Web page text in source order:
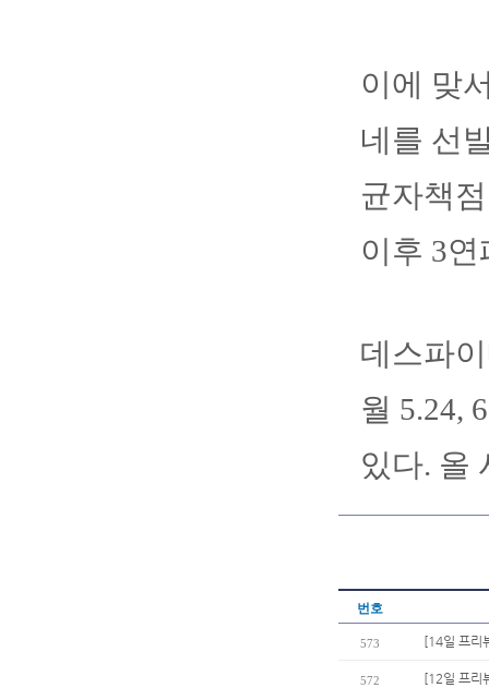
이에 맞
네를 선
균자책
이후 3
데스파
월 5.24,
있다. 올
번호
573 [14일 프리
572 [12일 프리